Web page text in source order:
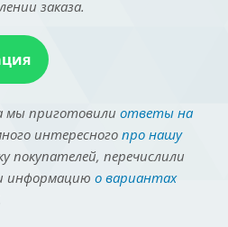
заказа.
мы приготовили ответы на
интересного про нашу
покупателей, перечислили
информацию о вариантах